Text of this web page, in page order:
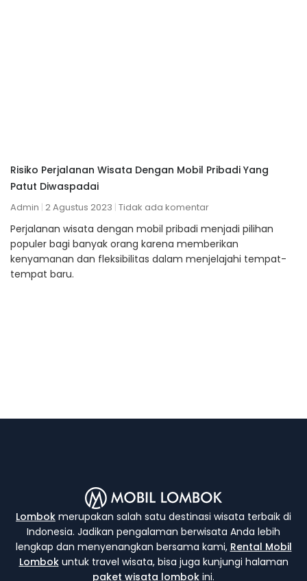
Risiko Perjalanan Wisata Dengan Mobil Pribadi Yang
Patut Diwaspadai
Admin 2 Agustus 2023 Tidak ada komentar
Perjalanan wisata dengan mobil pribadi menjadi pilihan
populer bagi banyak orang karena memberikan
kenyamanan dan fleksibilitas dalam menjelajahi tempat-
tempat baru.
Lombok merupakan salah satu destinasi wisata terbaik di
Indonesia. Jadikan pengalaman berwisata Anda lebih
lengkap dan menyenangkan bersama kami, Rental Mobil
Lombokuntuk travel wisata, bisa juga kunjungi halaman
paket wisata lombok ini.